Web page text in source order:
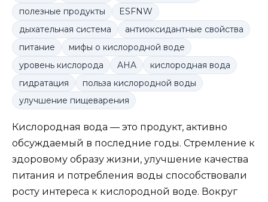
полезные продукты
ESFNW
дыхательная система
антиоксидантные свойства
питание
мифы о кислородной воде
уровень кислорода
AHA
кислородная вода
гидратация
польза кислородной воды
улучшение пищеварения
Кислородная вода — это продукт, активно
обсуждаемый в последние годы. Стремление к
здоровому образу жизни, улучшение качества
питания и потребления воды способствовали
росту интереса к кислородной воде. Вокруг